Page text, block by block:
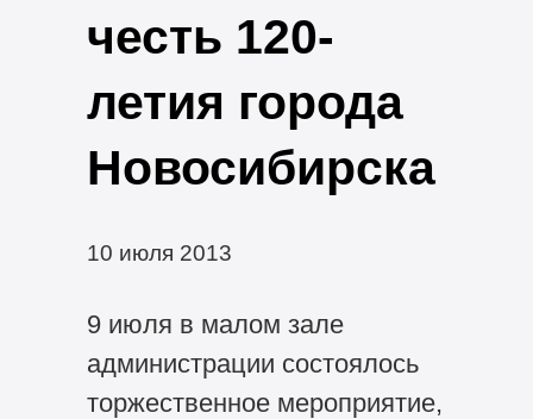
честь 120-
летия города
Новосибирска
10 июля 2013
9 июля в малом зале
администрации состоялось
торжественное мероприятие,